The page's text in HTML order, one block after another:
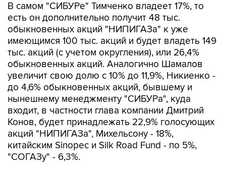
В самом "СИБУРе" Тимченко владеет 17%, то
есть он дополнительно получит 48 тыс.
обыкновенных акций "НИПИГАЗа" к уже
имеющимся 100 тыс. акций и будет владеть 149
тыс. акций (с учетом округления), или 26,4%
обыкновенных акций. Аналогично Шамалов
увеличит свою долю с 10% до 11,9%, Никиенко -
до 4,6% обыкновенных акций, бывшему и
нынешнему менеджменту "СИБУРа", куда
входит, в частности глава компании Дмитрий
Конов, будет принадлежать 22,9% голосующих
акций "НИПИГАЗа", Михельсону - 18%,
китайским Sinopec и Silk Road Fund - по 5%,
"СОГАЗу" - 6,3%.